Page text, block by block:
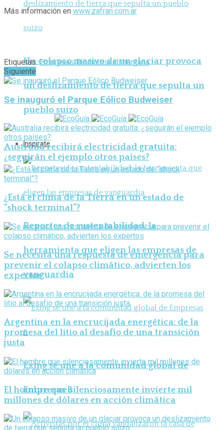
Un colapso masivo de un glaciar provoca
un deslizamiento de tierra que sepulta un
pueblo suizo
Inspirate
Reportes de sustentabilidad: la
herramienta que eligen las empresas de
vanguardia
Exing se une a la comunidad global de
Empresas B
Más información en www.zafran.com.ar
Etiquetas: Empresas BIndustria alimentaria
Siguiente
Se inauguró el Parque Eólico Budweiser
Australia recibirá electricidad gratuita:
¿seguirán el ejemplo otros países?
¿Está el clima de la Tierra en un estado de
“shock terminal”?
Se necesita una respuesta de emergencia para
prevenir el colapso climático, advierten los
expertos
Argentina en la encrucijada energética: de la
promesa del litio al desafío de una transición
justa
El hombre que silenciosamente invierte mil
millones de dólares en acción climática